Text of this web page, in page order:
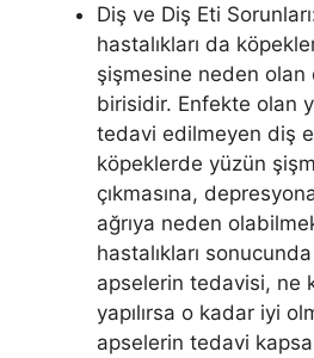
Diş ve Diş Eti
hastalıkları da
şişmesine neden olan
birisidir. Enfekte olan
tedavi edilmeyen diş
köpeklerde yüzün
çıkmasına,
ağrıya neden
hastalıkları
apselerin tedavisi, ne
yapılırsa o kadar iyi
apselerin tedavi